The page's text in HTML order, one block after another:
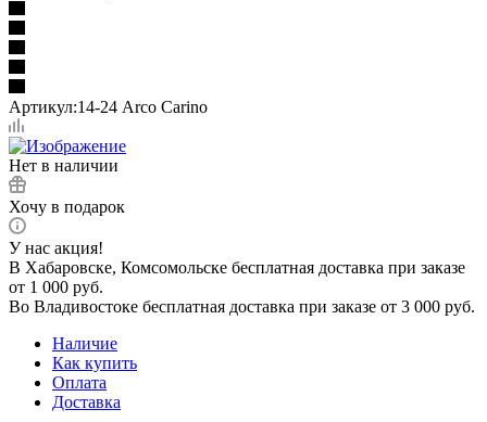
Артикул:14-24 Arco Carino
Нет в наличии
Хочу в подарок
У нас акция!
В Хабаровске, Комсомольске бесплатная доставка при заказе
от 1 000 руб.
Во Владивостоке бесплатная доставка при заказе от 3 000 руб.
Наличие
Как купить
Оплата
Доставка